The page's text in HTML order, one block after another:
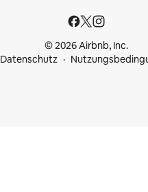
© 2026 Airbnb, Inc.
Datenschutz